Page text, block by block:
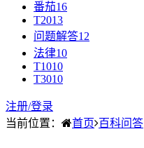
番茄16
T2013
问题解答12
法律10
T1010
T3010
注册/登录
当前位置：
首页 百科问答